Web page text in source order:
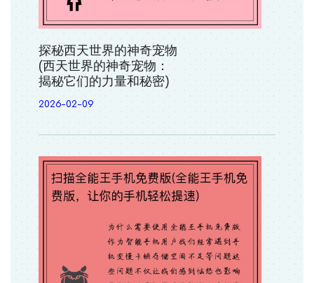
探秘西天世界的神奇宠物
(西天世界的神奇宠物：
揭秘它们的力量和秘密)
2026-02-09